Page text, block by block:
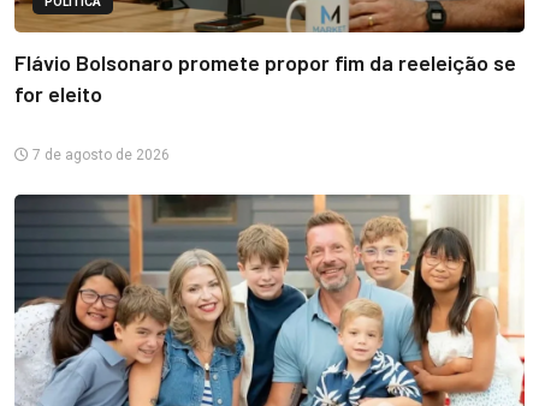
Flávio Bolsonaro promete propor fim da reeleição se
for eleito
7 de agosto de 2026